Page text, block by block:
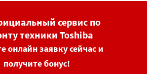
сервис по
техники Toshiba
онлайн заявку сейчас и
получите бонус!